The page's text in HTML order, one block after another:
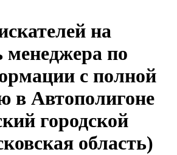
на
менеджера по
с полной
в Автополигоне
городской
область)